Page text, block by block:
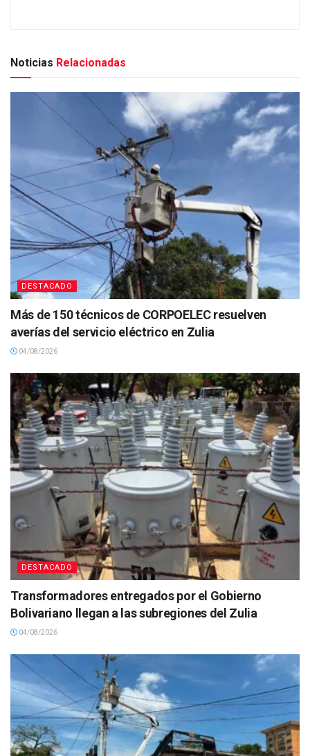
Noticias Relacionadas
DESTACADO
Más de 150 técnicos de CORPOELEC resuelven
averías del servicio eléctrico en Zulia
04/08/2026
DESTACADO
Transformadores entregados por el Gobierno
Bolivariano llegan a las subregiones del Zulia
04/08/2026